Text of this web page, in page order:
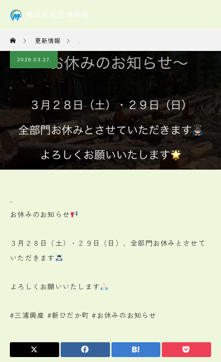
更新情報
2026.03.27
.
.
お休みのお知らせ
３月２８日（土）・２９日（日）、全部門お休みとさせて
いただきます
よろしくお願いいたします
#三浦興産 #新ひだか町 #お休みのお知らせ